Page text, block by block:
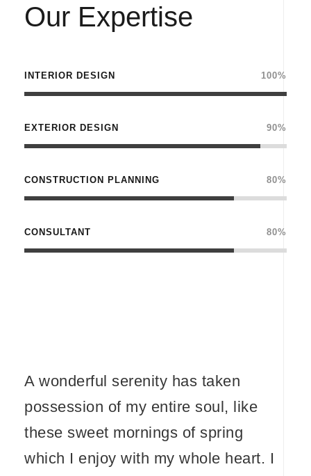
Our Expertise
INTERIOR DESIGN 100%
EXTERIOR DESIGN 90%
CONSTRUCTION PLANNING 80%
CONSULTANT 80%
A wonderful serenity has taken
possession of my entire soul, like
these sweet mornings of spring
which I enjoy with my whole heart. I